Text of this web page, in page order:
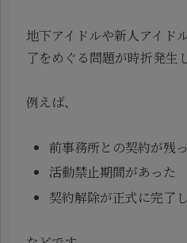
地下アイドルや新人アイド
了をめぐる問題が時折発生
例えば、
前事務所との契約が残
活動禁止期間があった
契約解除が正式に完了